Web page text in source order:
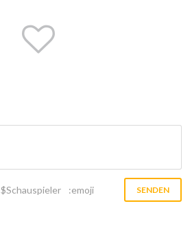
$Schauspieler :emoji